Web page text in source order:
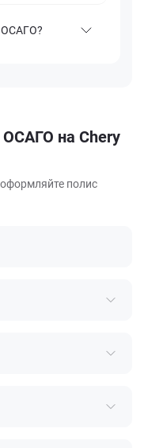
ОСАГО?
ОСАГО на Chery
полис